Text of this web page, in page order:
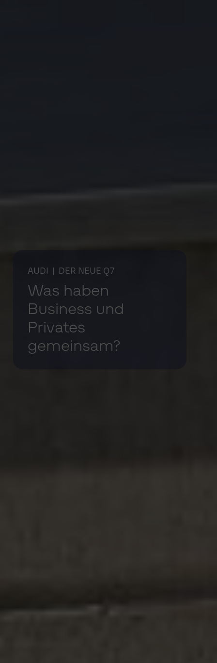
AUDI | DER NEUE Q7
Was haben
Business und
Privates
gemeinsam?